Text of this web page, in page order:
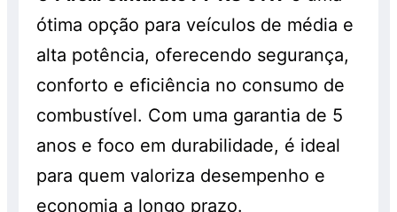
ótima opção para veículos de média e
alta potência, oferecendo segurança,
conforto e eficiência no consumo de
combustível. Com uma garantia de 5
anos e foco em durabilidade, é ideal
para quem valoriza desempenho e
economia a longo prazo.